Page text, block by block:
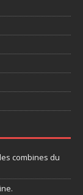
combines du